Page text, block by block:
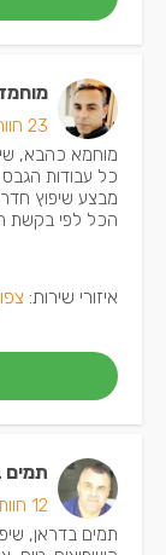
23 חוות דעת
מוחמא כהבא,
כל עבודות
מבצע שיפוץ
הכל לפי בקשת
איזורי שירות:
תמים
12 חוות דעת
תמים בדראן,